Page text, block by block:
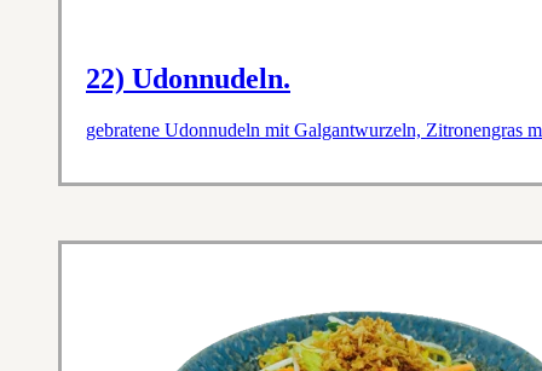
22) Udonnudeln.
gebratene Udonnudeln mit Galgantwurzeln, Zitronengras